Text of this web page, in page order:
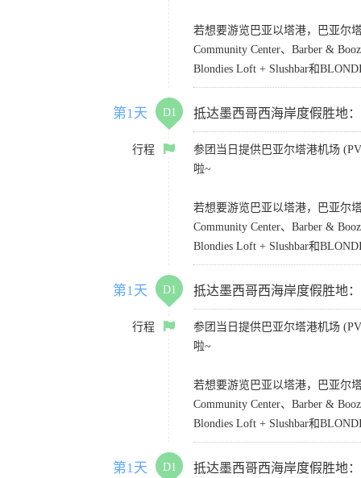
若想要游览巴亚以塔港，巴亚尔
Community Center、Barber &
Blondies Loft + Slushbar和
第1天 D1 抵达墨西哥西海岸度假胜地：
行程
参团当日提供巴亚尔塔港机场
啦~
若想要游览巴亚以塔港，巴亚尔
Community Center、Barber &
Blondies Loft + Slushbar和
第1天 D1 抵达墨西哥西海岸度假胜地：
行程
参团当日提供巴亚尔塔港机场
啦~
若想要游览巴亚以塔港，巴亚尔
Community Center、Barber &
Blondies Loft + Slushbar和
第1天 D1 抵达墨西哥西海岸度假胜地：